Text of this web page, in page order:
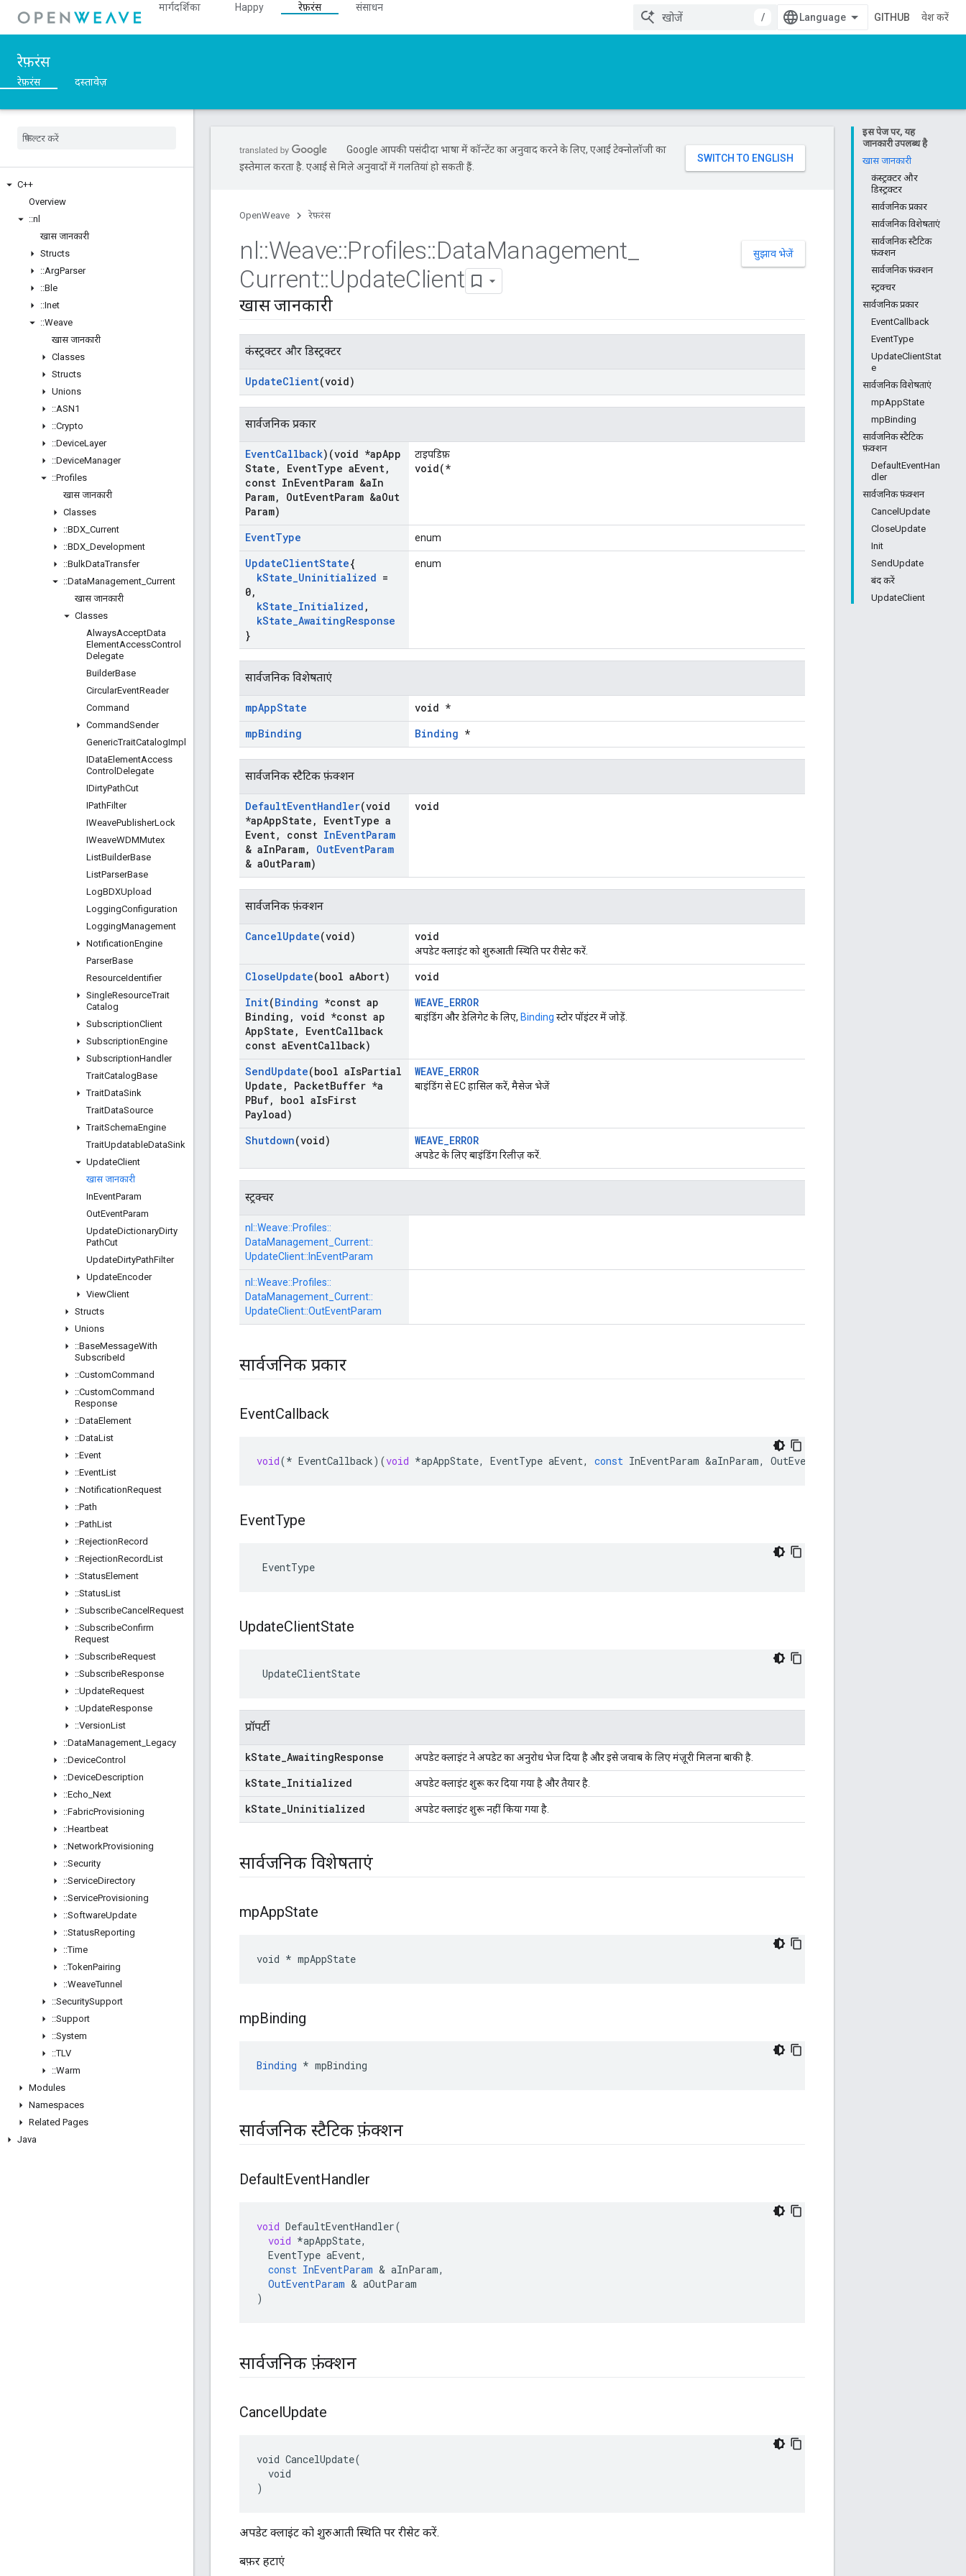
मार्गदर्शिका Happy रेफ़रंस
संसाधन
/
GITHUB प्रवेश करें
रेफ़रंस
रेफ़रंस दस्तावेज़
C++
Overview
::nl
खास जानकारी
Structs
::ArgParser
::Ble
::Inet
::Weave
खास जानकारी
Classes
Structs
Unions
::ASN1
::Crypto
::DeviceLayer
::DeviceManager
::Profiles
खास जानकारी
Classes
::BDX Current
::BDX Development
::BulkDataTransfer
::DataManagement Current
खास जानकारी
Classes
AlwaysAcceptData
ElementAccessControl
Delegate
BuilderBase
CircularEventReader
Command
CommandSender
GenericTraitCatalogImpl
IDataElementAccess
Control Delegate
IDirtyPathCut
IPathFilter
IWeavePublisherLock
IWeaveWDMMutex
ListBuilderBase
ListParserBase
LogBDXUpload
LoggingConfiguration
LoggingManagement
NotificationEngine
ParserBase
ResourceIdentifier
SingleResourceTrait
Catalog
SubscriptionClient
SubscriptionEngine
SubscriptionHandler
TraitCatalogBase
TraitDataSink
TraitDataSource
TraitSchemaEngine
TraitUpdatableDataSink
UpdateClient
खास जानकारी
InEventParam
OutEventParam
UpdateDictionaryDirty
PathCut
UpdateDirtyPathFilter
UpdateEncoder
ViewClient
Structs
Unions
::BaseMessageWith
SubscribeId
::CustomCommand
::CustomCommand
Response
::DataElement
::DataList
::Event
::EventList
::NotificationRequest
::Path
::PathList
::RejectionRecord
::RejectionRecordList
::StatusElement
::StatusList
::SubscribeCancel Request
::SubscribeConfirm
Request
::SubscribeRequest
::SubscribeResponse
::UpdateRequest
::UpdateResponse
::VersionList
::DataManagement Legacy
::DeviceControl
::DeviceDescription
::Echo Next
::FabricProvisioning
::Heartbeat
::NetworkProvisioning
::Security
::ServiceDirectory
::ServiceProvisioning
::SoftwareUpdate
::StatusReporting
::Time
::TokenPairing
::WeaveTunnel
::SecuritySupport
::Support
::System
::TLV
::Warm
Modules
Namespaces
Related Pages
Java
इस पेज पर, यह
जानकारी उपलब्ध है
खास जानकारी
कंस्ट्रक्टर और
डिस्ट्रक्टर
सार्वजनिक प्रकार
सार्वजनिक विशेषताएं
सार्वजनिक स्टैटिक
फ़ंक्शन
सार्वजनिक फ़ंक्शन
स्ट्रक्चर
सार्वजनिक प्रकार
EventCallback
EventType
UpdateClientStat
e
सार्वजनिक विशेषताएं
mpAppState
mpBinding
सार्वजनिक स्टैटिक
फ़ंक्शन
DefaultEventHan
dler
सार्वजनिक फ़ंक्शन
CancelUpdate
CloseUpdate
Init
SendUpdate
बंद करें
UpdateClient
Google आपकी पसंदीदा भाषा में कॉन्टेंट का अनुवाद करने के लिए, एआई टेक्नोलॉजी का
इस्तेमाल करता है. एआई से मिले अनुवादों में गलतियां हो सकती हैं.
OpenWeave रेफ़रंस
सुझाव भेजें
nl::Weave::Profiles::DataManagement
Current::UpdateClient
खास जानकारी
कंस्ट्रक्टर और डिस्ट्रक्टर
UpdateClient(void)
सार्वजनिक प्रकार
EventCallback)(void *apApp
State , EventType aEvent,
const InEventParam &aIn
Param, OutEventParam &aOut
Param)
टाइपडिफ़
void(*
EventType enum
UpdateClientState{
kState_Uninitialized =
0,
kState_Initialized ,
kState_AwaitingResponse
}
enum
सार्वजनिक विशेषताएं
mpAppState
void *
mpBinding Binding *
सार्वजनिक स्टैटिक फ़ंक्शन
DefaultEventHandler(void
*apAppState , EventType a
Event, const InEventParam
& aInParam, OutEventParam
& aOutParam)
void
सार्वजनिक फ़ंक्शन
CancelUpdate(void) void
अपडेट क्लाइंट को शुरुआती स्थिति पर रीसेट करें.
CloseUpdate(bool aAbort)
void
Init(Binding *const ap
Binding , void *const ap
AppState , EventCallback
const aEventCallback)
WEAVE_ERROR
बाइंडिंग और डेलिगेट के लिए, Binding स्टोर पॉइंटर में जोड़ें.
SendUpdate(bool aIsPartial
Update , PacketBuffer *a
PBuf, bool aIsFirst
Payload)
WEAVE_ERROR
बाइंडिंग से EC हासिल करें, मैसेज भेजें
Shutdown(void) WEAVE_ERROR
अपडेट के लिए बाइंडिंग रिलीज़ करें.
स्ट्रक्चर
nl::Weave::Profiles::
DataManagement_Current::
UpdateClient:: InEventParam
nl::Weave::Profiles::
DataManagement_Current::
UpdateClient::OutEventParam
सार्वजनिक प्रकार
EventCallback
void(* EventCallback)(void *apAppState, EventType aEvent, const InEventParam &aInParam, OutEventParam
EventType
EventType
UpdateClientState
UpdateClientState
प्रॉपर्टी
kState AwaitingResponse अपडेट क्लाइंट ने अपडेट का अनुरोध भेज दिया है और इसे जवाब के लिए मंज़ूरी मिलना बाकी है.
kState Initialized अपडेट क्लाइंट शुरू कर दिया गया है और तैयार है.
kState Uninitialized अपडेट क्लाइंट शुरू नहीं किया गया है.
सार्वजनिक विशेषताएं
mpAppState
void * mpAppState
mpBinding
Binding * mpBinding
सार्वजनिक स्टैटिक फ़ंक्शन
DefaultEventHandler
void DefaultEventHandler(
void *apAppState,
EventType aEvent,
const InEventParam & aInParam,
OutEventParam & aOutParam
)
सार्वजनिक फ़ंक्शन
CancelUpdate
void CancelUpdate(
  void
)
अपडेट क्लाइंट को शुरुआती स्थिति पर रीसेट करें.
बफ़र हटाएं